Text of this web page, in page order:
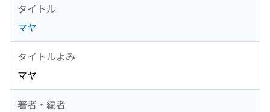
タイトル
マヤ
タイトルよみ
マヤ
著者・編者